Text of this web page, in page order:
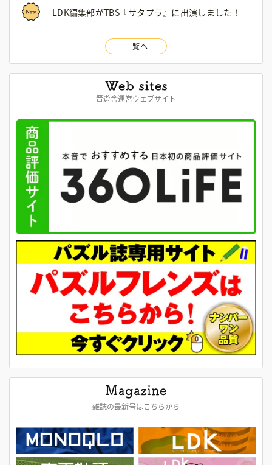
LDK編集部がTBS『サタプラ』に出演しました！
一覧へ
晋遊舎運営ウェブサイト
雑誌の最新号はこちらから